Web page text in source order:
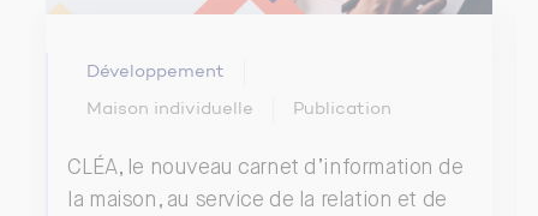
Développement
Maison individuelle Publication
CLÉA, le nouveau carnet d’information de
la maison, au service de la relation et de